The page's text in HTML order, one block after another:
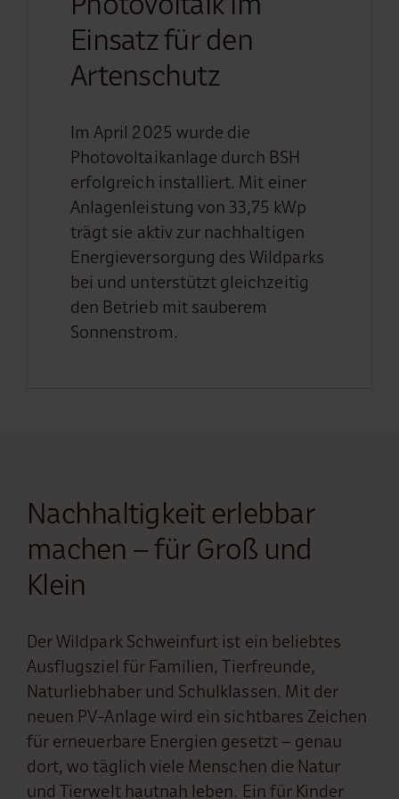
Einsatz für den
Artenschutz
Im April 2025 wurde die
Photovoltaikanlage durch BSH
erfolgreich installiert. Mit einer
Anlagenleistung von 33,75 kWp
trägt sie aktiv zur nachhaltigen
Energieversorgung des Wildparks
bei und unterstützt gleichzeitig
den Betrieb mit sauberem
Sonnenstrom.
Nachhaltigkeit erlebbar
machen – für Groß und
Klein
Der Wildpark Schweinfurt ist ein beliebtes
Ausflugsziel für Familien, Tierfreunde,
Naturliebhaber und Schulklassen. Mit der
neuen PV-Anlage wird ein sichtbares Zeichen
für erneuerbare Energien gesetzt – genau
dort, wo täglich viele Menschen die Natur
und Tierwelt hautnah leben. Ein für Kinder